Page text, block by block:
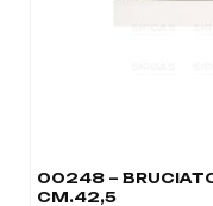
00248 –
CM.42,5